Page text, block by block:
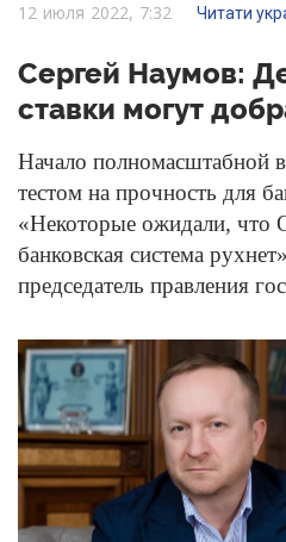
12 июля 2022, 7:32 Читати
Сергей Наумов:
ставки могут
Начало полномасштабной
тестом на прочность для
«Некоторые ожидали, что
банковская система
председатель правления